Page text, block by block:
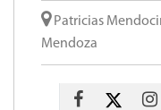
Patricias
Mendoza